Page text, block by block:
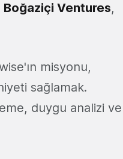
Boğaziçi Ventures,
misyonu,
sağlamak.
duygu analizi ve